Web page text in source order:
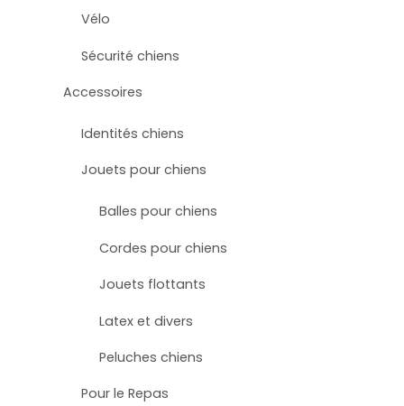
Vélo
Sécurité chiens
Accessoires
Identités chiens
Jouets pour chiens
Balles pour chiens
Cordes pour chiens
Jouets flottants
Latex et divers
Peluches chiens
Pour le Repas